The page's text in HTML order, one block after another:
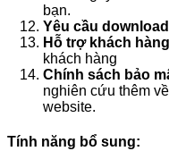
bạn.
Yêu cầu
Hỗ trợ khách
khách hàng
Chính sách bảo
nghiên cứu thêm
website.
Tính năng bổ sung: